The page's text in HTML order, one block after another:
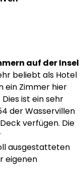
auf der Insel
beliebt als Hotel
ein Zimmer hier
ist ein sehr
der Wasservillen
verfügen. Die
ausgestatteten
eigenen